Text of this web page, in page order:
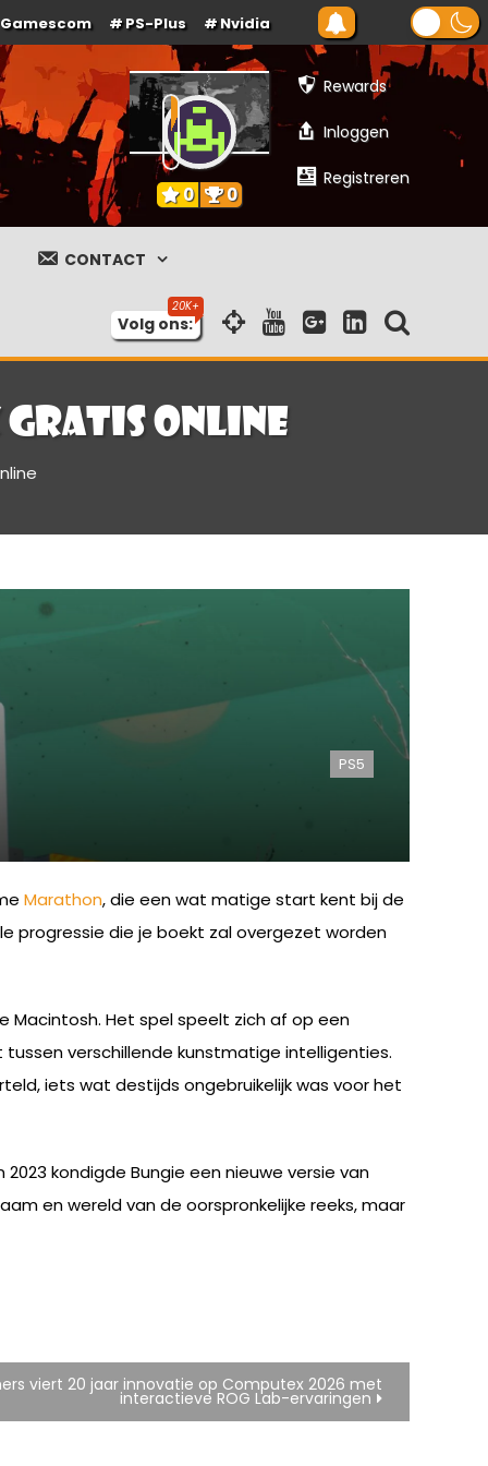
Gamescom PS-Plus Nvidia
Rewards
Inloggen
Registreren
0 0
CONTACT
Volg ons:
gratis online
PS5
Marathon, die een wat matige start kent bij de
progressie die je boekt zal overgezet worden
Macintosh. Het spel speelt zich af op een
verschillende kunstmatige intelligenties.
iets wat destijds ongebruikelijk was voor het
kondigde Bungie een nieuwe versie van
en wereld van de oorspronkelijke reeks, maar
viert 20 jaar innovatie op Computex 2026 met
interactieve ROG Lab-ervaringen